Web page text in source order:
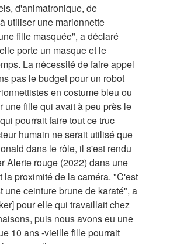
d'animatronique, de
utiliser une marionnette
fille masquée", a déclaré
porte un masque et le
La nécessité de faire appel
pas le budget pour un robot
en costume bleu ou
une fille qui avait à peu près le
pourrait faire tout ce truc
humain ne serait utilisé que
dans le rôle, il s'est rendu
Alerte rouge (2022) dans une
proximité de la caméra. "C'est
ceinture brune de karaté", a
pour elle qui travaillait chez
puis nous avons eu une
10 ans -vieille fille pourrait